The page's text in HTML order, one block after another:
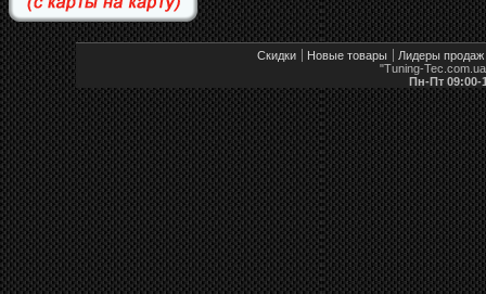
Скидки Новые товары
Лидеры продаж
"Tuning-
Пн-Пт 09:00-